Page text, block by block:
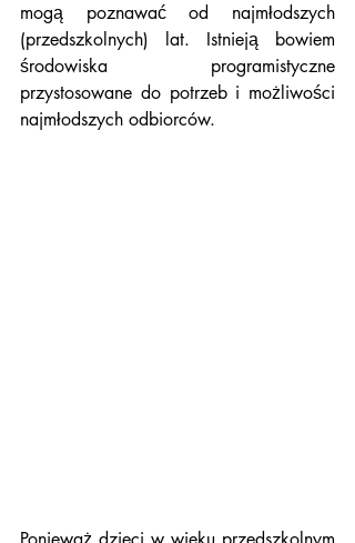
mogą poznawać od najmłodszych
(przedszkolnych) lat. Istnieją bowiem
środowiska programistyczne
przystosowane do potrzeb i możliwości
najmłodszych odbiorców.